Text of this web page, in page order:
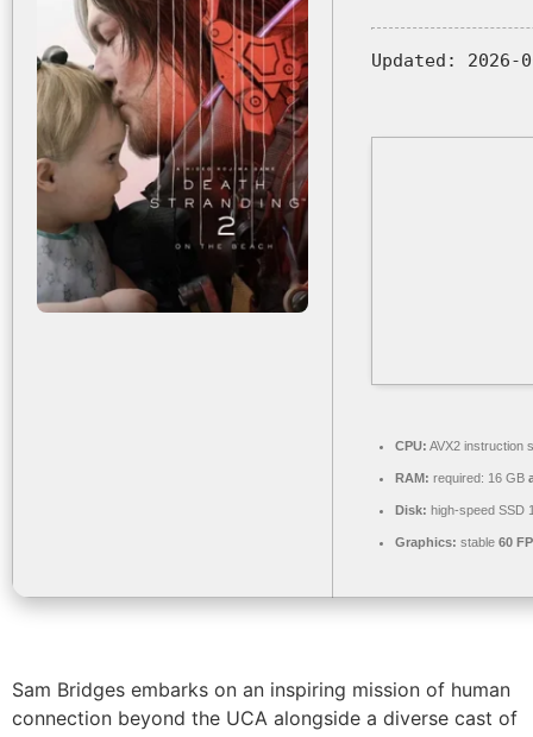
Updated: 2026-
CPU: AVX2 instruction
RAM: required: 16 GB
Disk: high-speed SSD
Graphics: stable 60
Sam Bridges embarks on an inspiring mission of human
connection beyond the UCA alongside a diverse cast of